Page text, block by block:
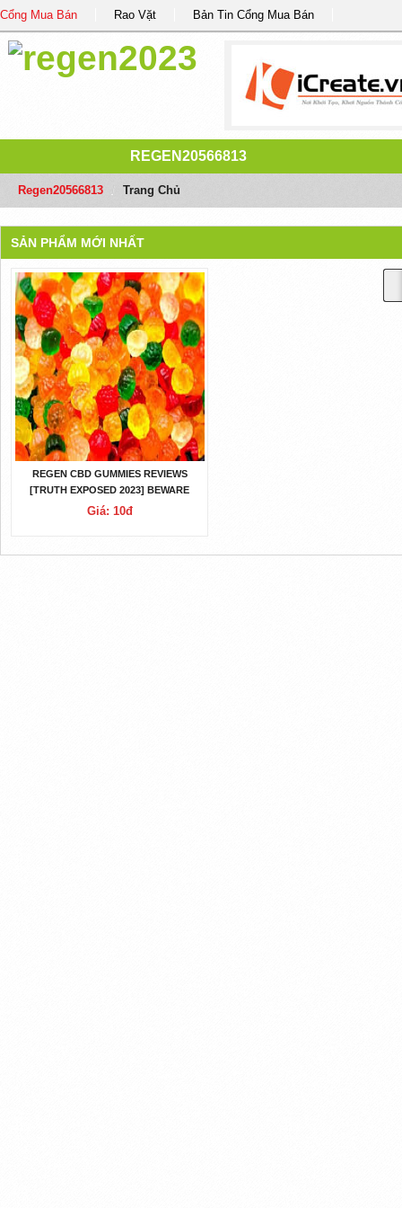
Cổng Mua Bán Rao Vặt Bản Tin Cổng Mua Bán
REGEN20566813
Regen20566813 Trang Chủ
SẢN PHẨM MỚI NHẤT
REGEN CBD GUMMIES REVIEWS
[TRUTH EXPOSED 2023] BEWARE
COMPLAINTS
Giá: 10đ